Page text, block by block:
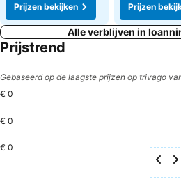
Prijzen bekijken
Prijzen
Alle verblijven in
Prijstrend
Gebaseerd op de laagste prijzen op trivago
€ 0
€ 0
€ 0